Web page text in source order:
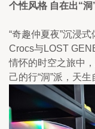
个性风格 自在出“洞
“奇趣仲夏夜”沉浸
Crocs与LOST
情怀的时空之旅中
己的行“洞”派，天生